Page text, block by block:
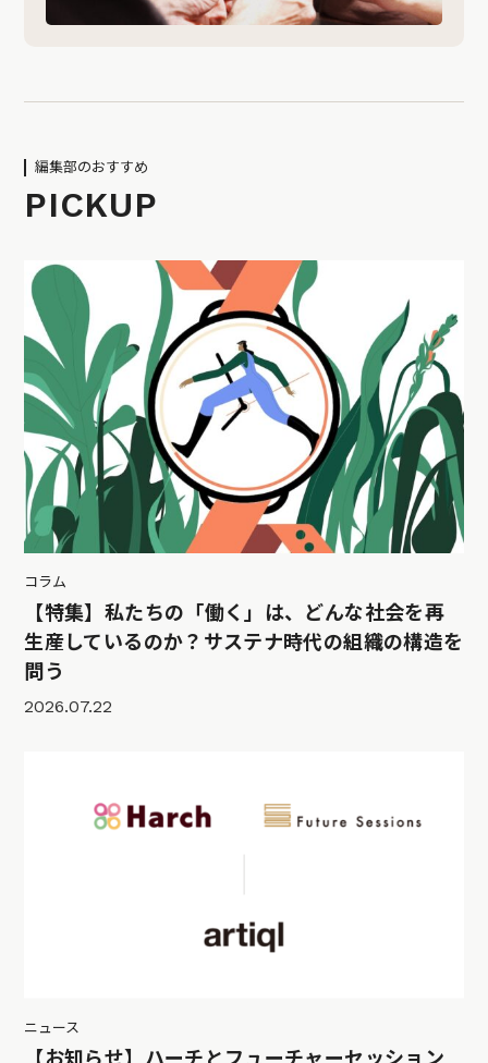
編集部のおすすめ
PICKUP
コラム
【特集】私たちの「働く」は、どんな社会を再
生産しているのか？サステナ時代の組織の構造を
問う
2026.07.22
ニュース
【お知らせ】ハーチとフューチャーセッション